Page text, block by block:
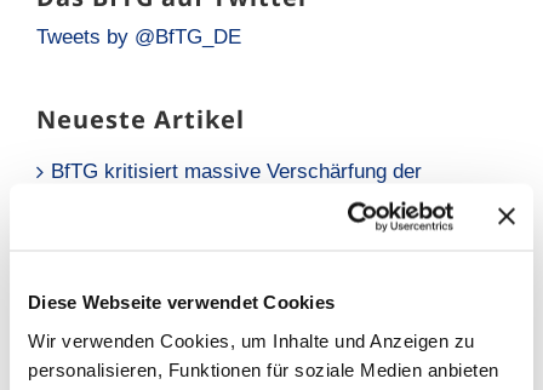
Diese Webseite verwendet Cookies
Wir verwenden Cookies, um Inhalte und Anzeigen zu
personalisieren, Funktionen für soziale Medien anbieten
Tweets by @BfTG_DE
Neueste Artikel
BfTG kritisiert massive Verschärfung der
Liquidsteuer: Gesundheitspolitisch falsches
Raucher vom Umstieg ab
BfTG zum Referentenentwurf des
Tabaksteuergesetzes: Moderate Erhöhung löst